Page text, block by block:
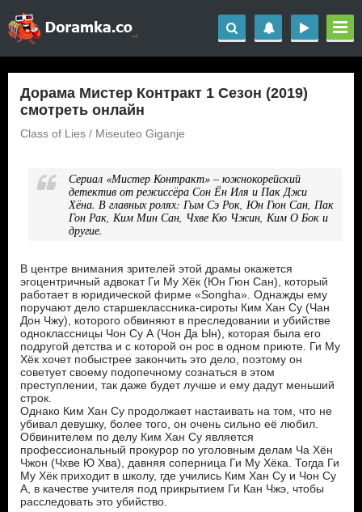
Дорама Мистер Контракт 1 Сезон (2019)
смотреть онлайн
Class of Lies / Miseuteo Giganje
Сериал «Мистер Контракт» – южнокорейский
детектив от режиссёра Сон Ён Иля и Пак Джи
Хёна. В главных ролях: Гым Сэ Рок, Юн Гюн Сан, Пак
Гон Рак, Ким Мин Сан, Чхве Кю Чжин, Ким О Бок и
другие.
В центре внимания зрителей этой драмы окажется
эгоцентричный адвокат Ги Му Хёк (Юн Гюн Сан), который
работает в юридической фирме «Songha». Однажды ему
поручают дело старшеклассника-сироты Ким Хан Су (Чан
Дон Чжу), которого обвиняют в преследовании и убийстве
одноклассницы Чон Су А (Чон Да Ын), которая была его
подругой детства и с которой он рос в одном приюте. Ги Му
Хёк хочет побыстрее закончить это дело, поэтому он
советует своему подопечному сознаться в этом
преступлении, так даже будет лучше и ему дадут меньший
строк.
Однако Ким Хан Су продолжает настаивать на том, что не
убивал девушку, более того, он очень сильно её любил.
Обвинителем по делу Ким Хан Су является
профессиональный прокурор по уголовным делам Ча Хён
Чжон (Чхве Ю Хва), давняя соперница Ги Му Хёка. Тогда Ги
Му Хёк приходит в школу, где учились Ким Хан Су и Чон Су
А, в качестве учителя под прикрытием Ги Кан Чжэ, чтобы
расследовать это убийство.